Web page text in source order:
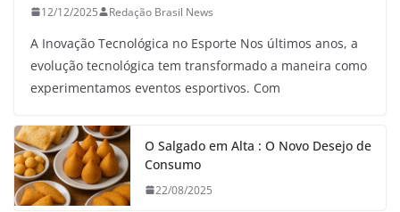
12/12/2025 Redação Brasil News
A Inovação Tecnológica no Esporte Nos últimos anos, a
evolução tecnológica tem transformado a maneira como
experimentamos eventos esportivos. Com
O Salgado em Alta : O Novo Desejo de
Consumo
22/08/2025